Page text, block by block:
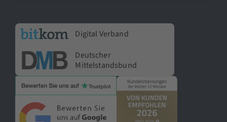
Digital Verband
Deutscher
Mittelstandsbund